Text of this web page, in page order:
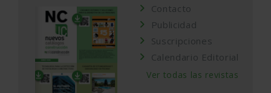
Contacto
Publicidad
Suscripciones
Calendario Editorial
Ver todas las revistas